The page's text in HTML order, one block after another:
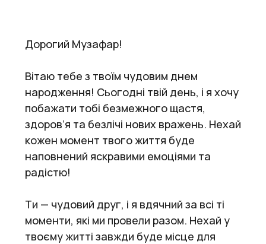
Дорогий Музафар!
Вітаю тебе з твоїм чудовим днем
народження! Сьогодні твій день, і я хочу
побажати тобі безмежного щастя,
здоров’я та безлічі нових вражень. Нехай
кожен момент твого життя буде
наповнений яскравими емоціями та
радістю!
Ти — чудовий друг, і я вдячний за всі ті
моменти, які ми провели разом. Нехай у
твоєму житті завжди буде місце для